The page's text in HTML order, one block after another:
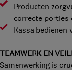
Producten
correcte porties
Kassa bedienen
TEAMWERK EN
Samenwerking is